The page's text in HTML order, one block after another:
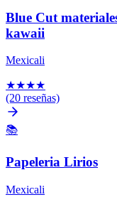
Blue Cut
kawaii
Mexicali
★★★★
(20 reseñas)
📚
Papeleria Lirios
Mexicali